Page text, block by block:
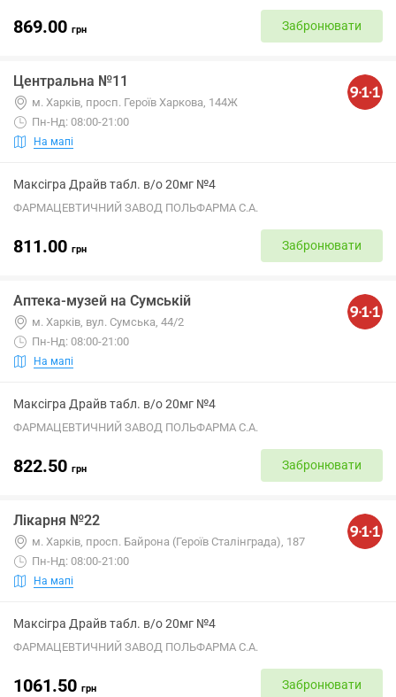
869.00 грн Забронювати
Центральна №11
м. Харків, просп. Героїв Харкова, 144Ж
Пн-Нд: 08:00-21:00
На мапі
Максігра Драйв табл. в/о 20мг №4
ФАРМАЦЕВТИЧНИЙ ЗАВОД ПОЛЬФАРМА С.А.
811.00 грн Забронювати
Аптека-музей на Сумській
м. Харків, вул. Сумська, 44/2
Пн-Нд: 08:00-21:00
На мапі
Максігра Драйв табл. в/о 20мг №4
ФАРМАЦЕВТИЧНИЙ ЗАВОД ПОЛЬФАРМА С.А.
822.50 грн Забронювати
Лікарня №22
м. Харків, просп. Байрона (Героїв Сталінграда), 187
Пн-Нд: 08:00-21:00
На мапі
Максігра Драйв табл. в/о 20мг №4
ФАРМАЦЕВТИЧНИЙ ЗАВОД ПОЛЬФАРМА С.А.
1061.50 грн Забронювати